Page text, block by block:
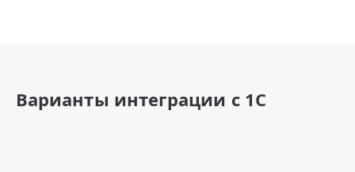
Варианты интеграции с 1С